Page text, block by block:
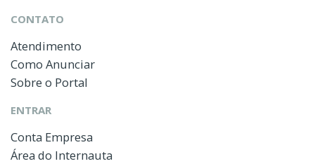
CONTATO
Atendimento
Como Anunciar
Sobre o Portal
ENTRAR
Conta Empresa
Área do Internauta